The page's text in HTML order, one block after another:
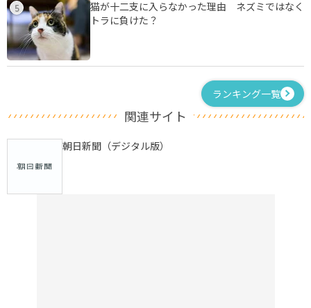
5
猫が十二支に入らなかった理由 ネズミではなく
トラに負けた？
ランキング一覧
関連サイト
朝日新聞（デジタル版）